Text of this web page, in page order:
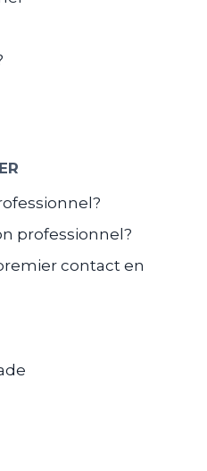
professionnel?
contact en